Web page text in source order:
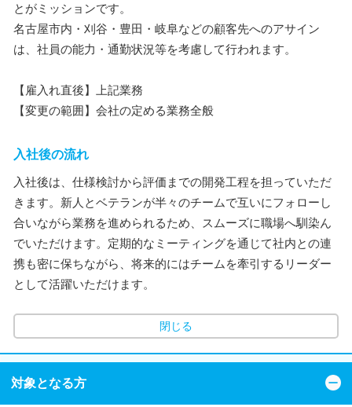
とがミッションです。
名古屋市内・刈谷・豊田・岐阜などの顧客先へのアサイン
は、社員の能力・通勤状況等を考慮して行われます。
【雇入れ直後】上記業務
【変更の範囲】会社の定める業務全般
入社後の流れ
入社後は、仕様検討から評価までの開発工程を担っていただ
きます。新人とベテランが半々のチームで互いにフォローし
合いながら業務を進められるため、スムーズに職場へ馴染ん
でいただけます。定期的なミーティングを通じて社内との連
携も密に保ちながら、将来的にはチームを牽引するリーダー
として活躍いただけます。
閉じる
対象となる方